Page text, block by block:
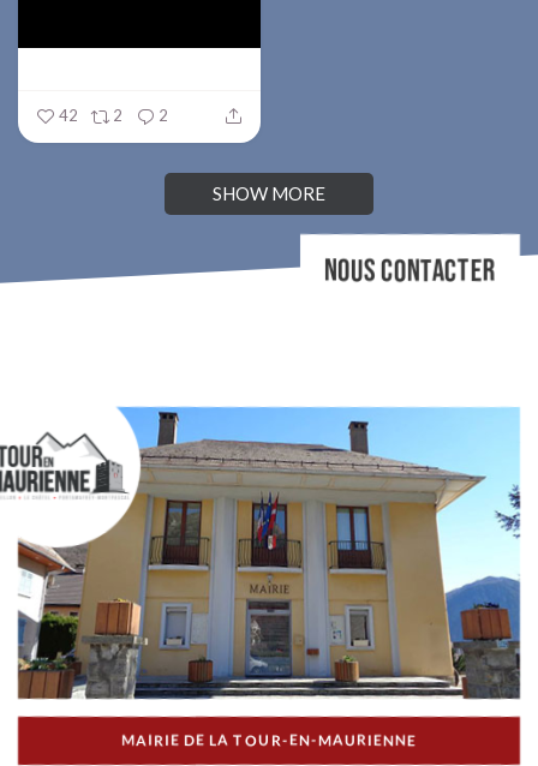
42 2 2
SHOW MORE
NOUS CONTACTER
MAIRIE DE LA TOUR-EN-MAURIENNE